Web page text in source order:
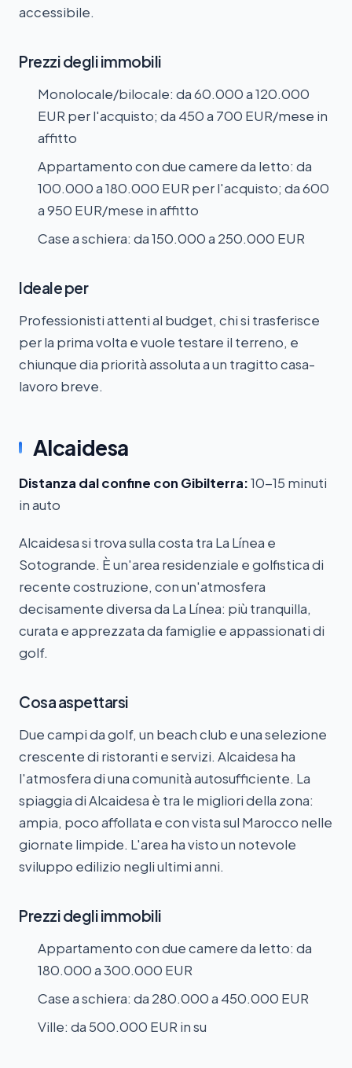
accessibile.
Prezzi degli immobili
Monolocale/bilocale: da 60.000 a 120.000
EUR per l'acquisto; da 450 a 700 EUR/mese in
affitto
Appartamento con due camere da letto: da
100.000 a 180.000 EUR per l'acquisto; da 600
a 950 EUR/mese in affitto
Case a schiera: da 150.000 a 250.000 EUR
Ideale per
Professionisti attenti al budget, chi si trasferisce
per la prima volta e vuole testare il terreno, e
chiunque dia priorità assoluta a un tragitto casa-
lavoro breve.
Alcaidesa
Distanza dal confine con Gibilterra:10-15 minuti
in auto
Alcaidesa si trova sulla costa tra La Línea e
Sotogrande. È un'area residenziale e golfistica di
recente costruzione, con un'atmosfera
decisamente diversa da La Línea: più tranquilla,
curata e apprezzata da famiglie e appassionati di
golf.
Cosa aspettarsi
Due campi da golf, un beach club e una selezione
crescente di ristoranti e servizi. Alcaidesa ha
l'atmosfera di una comunità autosufficiente. La
spiaggia di Alcaidesa è tra le migliori della zona:
ampia, poco affollata e con vista sul Marocco nelle
giornate limpide. L'area ha visto un notevole
sviluppo edilizio negli ultimi anni.
Prezzi degli immobili
Appartamento con due camere da letto: da
180.000 a 300.000 EUR
Case a schiera: da 280.000 a 450.000 EUR
Ville: da 500.000 EUR in su